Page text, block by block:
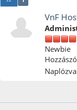
VnF
Newbie
Naplózva